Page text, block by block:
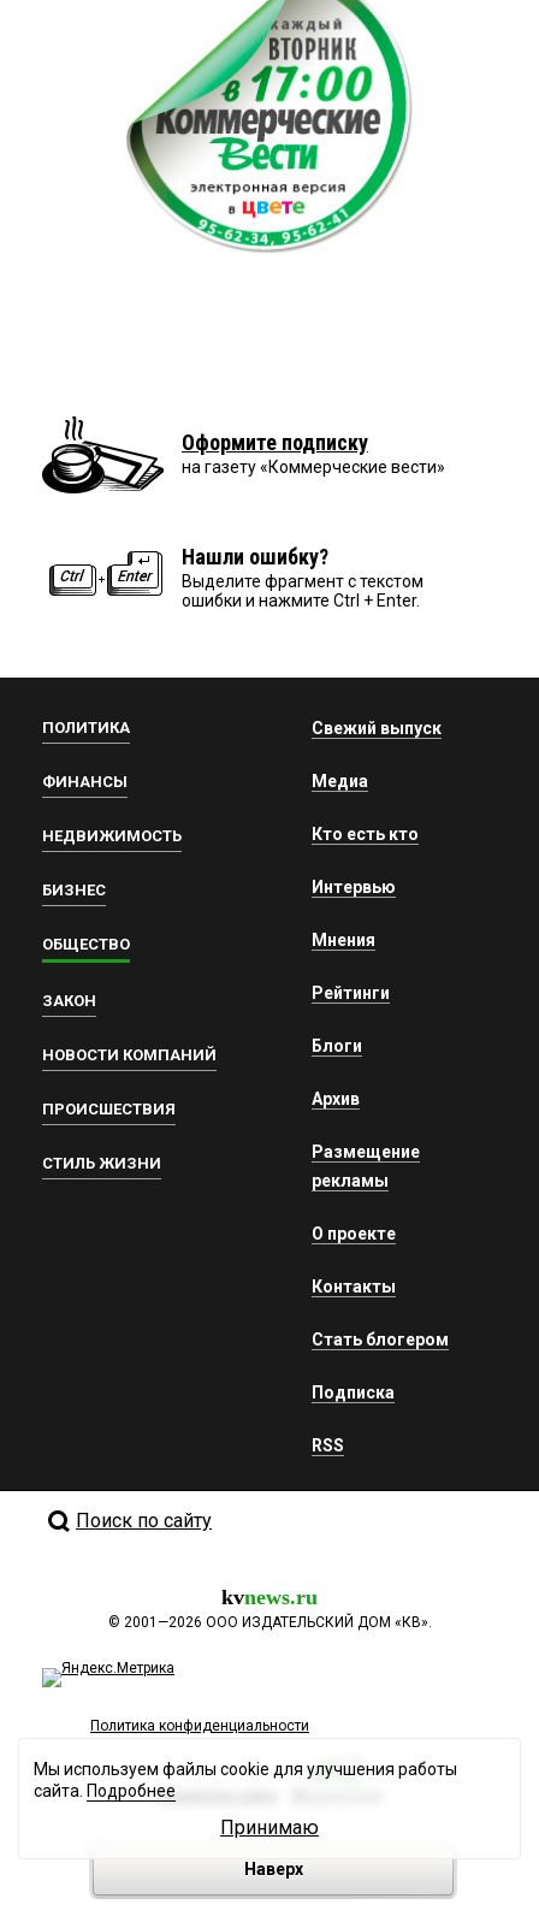
Оформите подписку
на газету «Коммерческие вести»
Нашли ошибку?
Выделите фрагмент с текстом
ошибки и нажмите Ctrl + Enter.
ПОЛИТИКА
ФИНАНСЫ
НЕДВИЖИМОСТЬ
БИЗНЕС
ОБЩЕСТВО
ЗАКОН
НОВОСТИ КОМПАНИЙ
ПРОИСШЕСТВИЯ
СТИЛЬ ЖИЗНИ
Свежий выпуск
Медиа
Кто есть кто
Интервью
Мнения
Рейтинги
Блоги
Архив
Размещение
рекламы
О проекте
Контакты
Стать блогером
Подписка
RSS
Поиск по сайту
kvnews.ru
© 2001—2026 ООО ИЗДАТЕЛЬСКИЙ ДОМ «КВ».
Политика конфиденциальности
Разработка сайта
Наверх
Мы используем файлы cookie для улучшения работы
сайта. Подробнее
Принимаю